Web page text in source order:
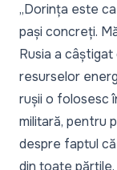
„Dorința este
pași concreți.
Rusia a
resurselor
rușii o folosesc
militară, pentru
despre faptul
din toate